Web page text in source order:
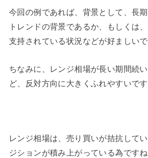
今回の例であれば、背景として、長
トレンドの背景であるか、もしくは
支持されている状況などが好ましいで
ちなみに、レンジ相場が長い期間続
ど、反対方向に大きくふれやすいです
レンジ相場は、売り買いが拮抗して
ジションが積み上がっている為ですね